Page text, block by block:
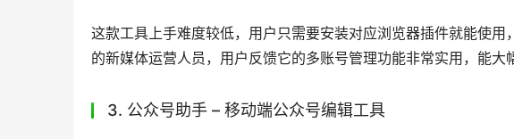
这款工具上手难度较低，用户只需要安装对应浏览器插件就能使
的新媒体运营人员，用户反馈它的多账号管理功能非常实用，能大
3. 公众号助手 – 移动端公众号编辑工具